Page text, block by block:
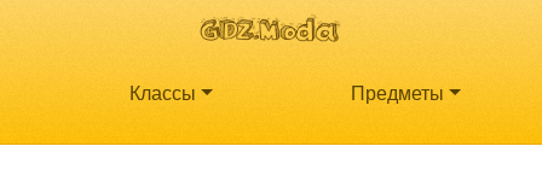
Классы Предметы